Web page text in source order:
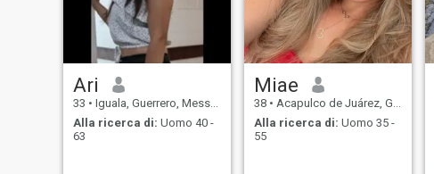
Ari
33 • Iguala, Guerrero, Messico
Alla ricerca di: Uomo 40 -
63
Miae
38 • Acapulco de Juárez, Guerrero, Messico
Alla ricerca di: Uomo 35 -
55